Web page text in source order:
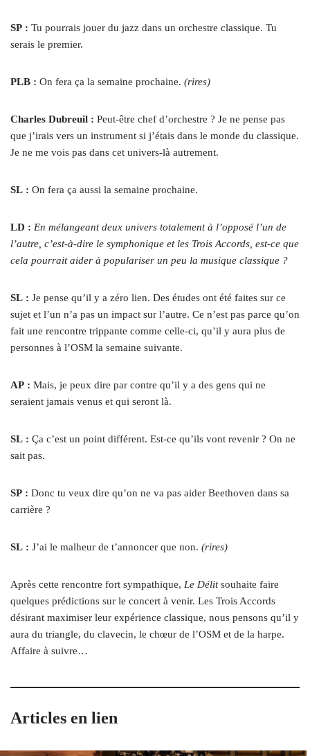
SP : Tu pourrais jouer du jazz dans un orchestre classique. Tu
serais le premier.
PLB : On fera ça la semaine prochaine. (rires)
Charles Dubreuil : Peut-être chef d’orchestre ? Je ne pense pas
que j’irais vers un instrument si j’étais dans le monde du classique.
Je ne me vois pas dans cet univers-là autrement.
SL : On fera ça aussi la semaine prochaine.
LD : En mélangeant deux univers totalement à l’opposé l’un de
l’autre, c’est-à-dire le symphonique et les Trois Accords, est-ce que
cela pourrait aider à populariser un peu la musique classique ?
SL : Je pense qu’il y a zéro lien. Des études ont été faites sur ce
sujet et l’un n’a pas un impact sur l’autre. Ce n’est pas parce qu’on
fait une rencontre trippante comme celle-ci, qu’il y aura plus de
personnes à l’OSM la semaine suivante.
AP : Mais, je peux dire par contre qu’il y a des gens qui ne
seraient jamais venus et qui seront là.
SL : Ça c’est un point différent. Est-ce qu’ils vont revenir ? On ne
sait pas.
SP : Donc tu veux dire qu’on ne va pas aider Beethoven dans sa
carrière ?
SL : J’ai le malheur de t’annoncer que non. (rires)
Après cette rencontre fort sympathique, Le Délitsouhaite faire
quelques prédictions sur le concert à venir. Les Trois Accords
désirant maximiser leur expérience classique, nous pensons qu’il y
aura du triangle, du clavecin, le chœur de l’OSM et de la harpe.
Affaire à suivre…
Articles en lien